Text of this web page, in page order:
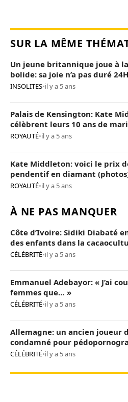
SUR LA MÊME
Un jeune britannique joue à
bolide: sa joie n’a pas duré 24H
INSOLITES•il y a 5 ans
Palais de Kensington: Kate
célèbrent leurs 10 ans de
ROYAUTÉ•il y a 5 ans
Kate Middleton: voici le prix
pendentif en diamant
ROYAUTÉ•il y a 5 ans
À NE PAS MANQUER
Côte d’Ivoire: Sidiki Diabaté
des enfants dans la
CÉLÉBRITÉ•il y a 5 ans
Emmanuel Adebayor: « J’ai
femmes que… »
CÉLÉBRITÉ•il y a 5 ans
Allemagne: un ancien joueur
condamné pour
CÉLÉBRITÉ•il y a 5 ans